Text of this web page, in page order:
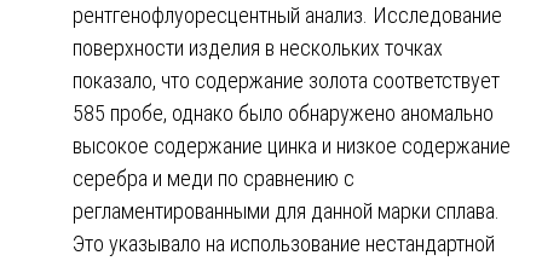
рентгенофлуоресцентный анализ. Исследование
поверхности изделия в нескольких точках
показало, что содержание золота соответствует
585 пробе, однако было обнаружено аномально
высокое содержание цинка и низкое содержание
серебра и меди по сравнению с
регламентированными для данной марки сплава.
Это указывало на использование нестандартной